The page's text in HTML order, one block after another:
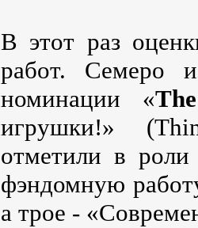
В этот раз
работ. Семеро
номинации «
игрушки!»
отметили в
фэндомную
а трое -